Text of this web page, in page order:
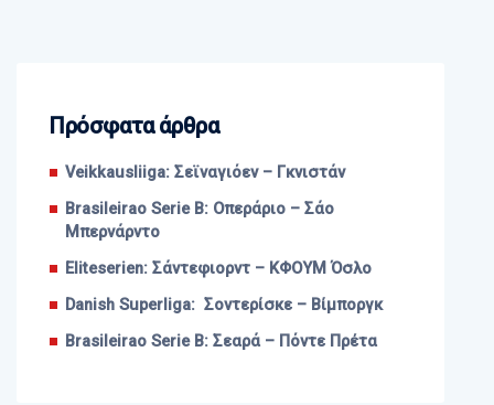
Πρόσφατα άρθρα
Veikkausliiga: Σεϊναγιόεν – Γκνιστάν
Brasileirao Serie B: Οπεράριο – Σάο
Μπερνάρντο
Eliteserien: Σάντεφιορντ – ΚΦΟΥΜ Όσλο
Danish Superliga: Σοντερίσκε – Βίμποργκ
Brasileirao Serie B: Σεαρά – Πόντε Πρέτα